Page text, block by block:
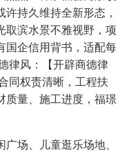
持久维持全新形态，
取滨水景不雅视野，项
国企信用背书，适配每
律风：【开辟商德律
同权责清晰，工程扶
质量、施工进度，福璟
场、儿童逛乐场地、